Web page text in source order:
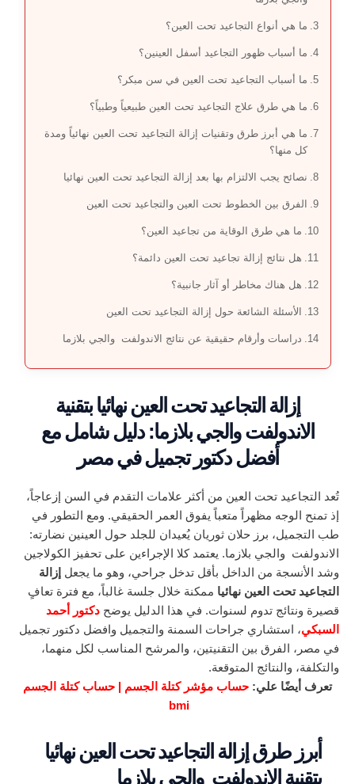
ما هي أنواع التجاعيد تحت العين؟
ما أسباب ظهور التجاعيد أسفل العينين؟
ما أسباب التجاعيد تحت العين في سن مبكر؟
ما هي طرق علاج التجاعيد تحت العين طبيعياً وطبياً؟
ما هي أبرز طرق وتقنيات إزالة التجاعيد تحت العين نهائياً ومدة
كل منها؟
نصائح يجب الالتزام بها بعد إزالة التجاعيد تحت العين نهائيا
الفرق بين الخطوط تحت العين والتجاعيد تحت العين
ما هي طرق الوقاية من تجاعيد العين؟
هل نتائج إزالة تجاعيد تحت العين دائمة؟
هل هناك مخاطر أو آثار جانبية؟
الأسئلة الشائعة حول إزالة التجاعيد تحت العين
دراسات وأرقام حقيقية عن نتائج الاندولفت والجي بلازما
إزالة التجاعيد تحت العين نهائيا بتقنية
الاندولفت والجي بلازما: دليل شامل مع
أفضل دكتور تجميل في مصر
تُعد التجاعيد تحت العين من أكثر علامات التقدم في السن إزعاجاً،
إذ تمنح الوجه مظهراً متعباً يفوق العمر الحقيقي. ومع التطور في
طب التجميل، برز حلان ثوريان يُعيدان للجلد حول العينين نضارته:
الاندولفت والجي بلازما. يعتمد كلا الإجراءين على تحفيز الكولاجين
وشد الأنسجة من الداخل بأقل تدخل جراحي، وهو ما يجعل إزالة
التجاعيد تحت العين نهائيا ممكنة خلال جلسة غالباً، مع فترة تعافٍ
قصيرة ونتائج تدوم لسنوات. في هذا الدليل يوضح دكتور أحمد
السبكي، استشاري جراحات السمنة والتجميل وافضل دكتور تجميل
في مصر، الفرق بين التقنيتين، والمرشح المناسب لكل منهما،
والتكلفة، والنتائج المتوقعة.
تعرف أيضًا علي: حساب مؤشر كتلة الجسم | حساب كتلة الجسم
bmi
أبرز طرق إزالة التجاعيد تحت العين نهائيا
بتقنية الاندولفت والجي بلازما